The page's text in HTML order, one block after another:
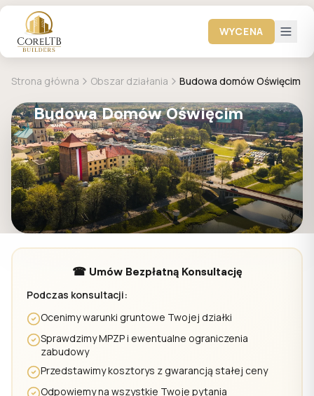
WYCENA
Strona główna Obszar działania Budowa domów Oświęcim
Budowa Domów Oświęcim
☎ Umów Bezpłatną Konsultację
Podczas konsultacji:
Ocenimy warunki gruntowe Twojej działki
Sprawdzimy MPZP i ewentualne ograniczenia
zabudowy
Przedstawimy kosztorys z gwarancją stałej ceny
Odpowiemy na wszystkie Twoje pytania